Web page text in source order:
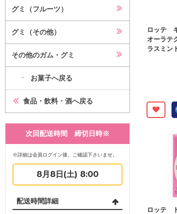
グミ（フルーツ）
グミ（その他）
その他のガム・グミ
お菓子へ戻る
食品・飲料・酒へ戻る
次回配送時間 締切日時※
※詳細は会員ログイン後、ご確認下さいませ。
8月8日(土) 8:00
配送時間詳細
ロッテ
オーラテ
ラスミ
ロッテ